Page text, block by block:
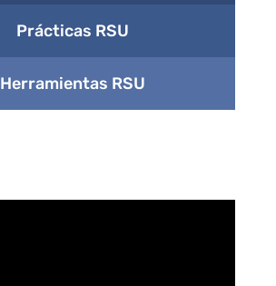
Prácticas RSU
Herramientas RSU